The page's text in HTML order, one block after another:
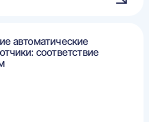
автоматические
соответствие